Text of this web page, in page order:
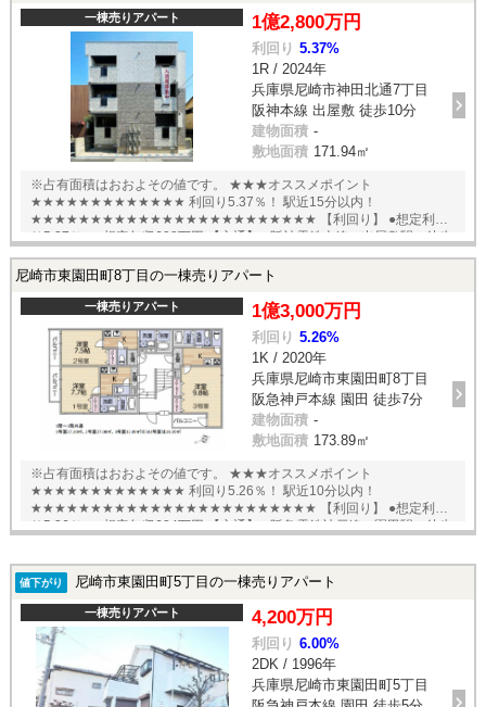
一棟売りアパート 1億2,800万円
利回り 5.37%
1R / 2024年
兵庫県尼崎市神田北通7丁目
阪神本線 出屋敷 徒歩10分
建物面積 -
敷地面積 171.94㎡
※占有面積はおおよその値です。 ★★★オススメポイント
★★★★★★★★★★★★★ 利回り5.37％！ 駅近15分以内！
★★★★★★★★★★★★★★★★★★★★★★★★ 【利回り】 ●想定利回
り5.37％ ●想定年収688万円 【交通】 ●阪神電鉄本線 出屋敷駅 徒歩
尼崎市東園田町8丁目の一棟売りアパート
一棟売りアパート 1億3,000万円
利回り 5.26%
1K / 2020年
兵庫県尼崎市東園田町8丁目
阪急神戸本線 園田 徒歩7分
建物面積 -
敷地面積 173.89㎡
※占有面積はおおよその値です。 ★★★オススメポイント
★★★★★★★★★★★★★ 利回り5.26％！ 駅近10分以内！
★★★★★★★★★★★★★★★★★★★★★★★★ 【利回り】 ●想定利回
り5.26％ ●想定年収684万円 【交通】 ●阪急電鉄神戸線 園田駅 徒歩
値下がり 尼崎市東園田町5丁目の一棟売りアパート
一棟売りアパート 4,200万円
利回り 6.00%
2DK / 1996年
兵庫県尼崎市東園田町5丁目